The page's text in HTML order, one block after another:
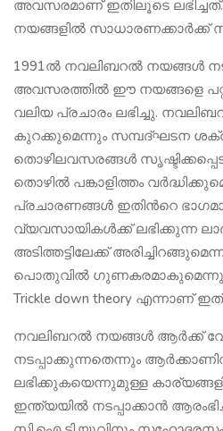
അവസരമാണ് ഇതിലൂടെ
നയങ്ങളിൽ സാധാരണക്കാർക്ക്
1991ൽ നവലിബറൽ നയങ്ങൾ
അവസരത്തിൽ ഈ നയങ്ങളെ
വലിയ പ്രചാരം ലഭിച്ചു.
കുറക്കുമെന്നും സമ്പദ്ഘടന
തൊഴിലവസരങ്ങൾ
തൊഴിൽ പങ്കാളിത്തം
പ്രചാരണങ്ങൾ ഇതിന്‍റെ
വ്യവസായികൾക്ക് ലഭിക്കുന്ന
അടിത്തട്ടിലേക്ക്
പൊതുവിൽ ഗുണകരമാകുമെന്നും
Trickle down theory എന്നാണ്
നവലിബറൽ നയങ്ങൾ ആർക്ക്
നടപ്പാക്കുന്നതെന്നും
ലഭിക്കുകയെന്നുമുള്ള
ഇന്ത്യയിൽ നടപ്പാക്കാൻ